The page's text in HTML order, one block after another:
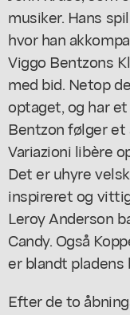
musiker. Hans
hvor han
Viggo Bentzons
med bid. Netop
optaget, og har
Bentzon følger
Variazioni libère
Det er uhyre
inspireret og
Leroy Anderson
Candy. Også
er blandt pladens
Efter de to